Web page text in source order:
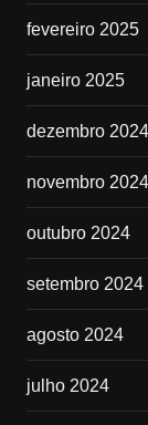
fevereiro 2025
janeiro 2025
dezembro 2024
novembro 2024
outubro 2024
setembro 2024
agosto 2024
julho 2024